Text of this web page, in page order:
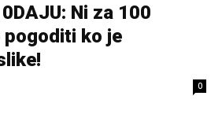
Ni za 100
ko je
0